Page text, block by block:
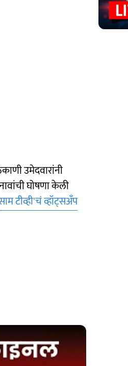
उमेदवारांनी
घोषणा केली
टीव्ही'चं व्हॉट्सअँप